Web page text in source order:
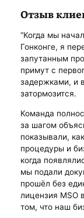
Отзыв
“Когда мы
Гонконге, я
запутанным
примут с
задержками, и
затормозится.
Команда
за шагом
показывали,
процедуры и
когда
мы подали
прошёл без
лицензия MSO
том, что наш